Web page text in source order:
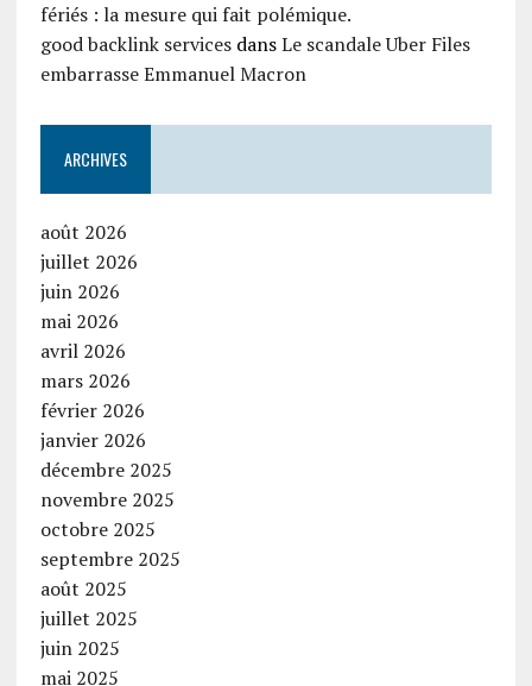
fériés : la mesure qui fait polémique.
good backlink servicesdansLe scandale Uber Files
embarrasse Emmanuel Macron
ARCHIVES
août 2026
juillet 2026
juin 2026
mai 2026
avril 2026
mars 2026
février 2026
janvier 2026
décembre 2025
novembre 2025
octobre 2025
septembre 2025
août 2025
juillet 2025
juin 2025
mai 2025